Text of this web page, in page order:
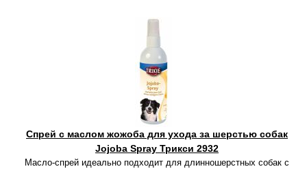
Спрей с маслом жожоба для ухода за шерстью собак
Jojoba Spray Трикси 2932
Масло-спрей идеально подходит для длинношерстных собак с